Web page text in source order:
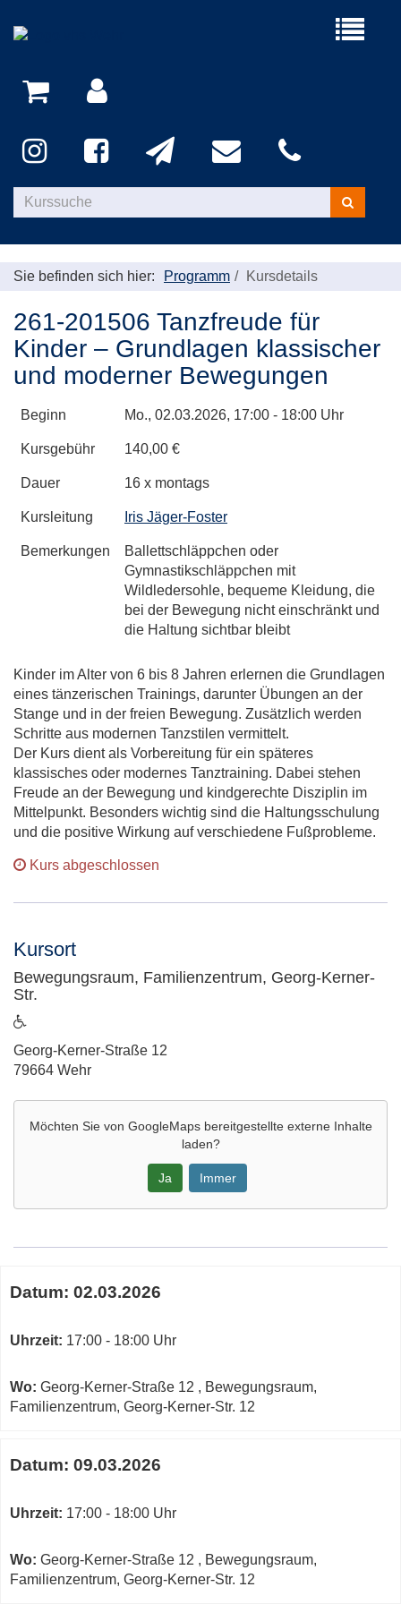
Menü
Kurse
suchen
Sie befinden sich hier: Programm Kursdetails
261-201506 Tanzfreude für
Kinder – Grundlagen klassischer
und moderner Bewegungen
Beginn Mo., 02.03.2026, 17:00 - 18:00 Uhr
Kursgebühr 140,00 €
Dauer 16 x montags
Kursleitung Iris Jäger-Foster
Bemerkungen
Ballettschläppchen oder
Gymnastikschläppchen mit
Wildledersohle, bequeme Kleidung, die
bei der Bewegung nicht einschränkt und
die Haltung sichtbar bleibt
Kinder im Alter von 6 bis 8 Jahren erlernen die Grundlagen
eines tänzerischen Trainings, darunter Übungen an der
Stange und in der freien Bewegung. Zusätzlich werden
Schritte aus modernen Tanzstilen vermittelt.
Der Kurs dient als Vorbereitung für ein späteres
klassisches oder modernes Tanztraining. Dabei stehen
Freude an der Bewegung und kindgerechte Disziplin im
Mittelpunkt. Besonders wichtig sind die Haltungsschulung
und die positive Wirkung auf verschiedene Fußprobleme.
Kurs abgeschlossen
Kursort
Bewegungsraum, Familienzentrum, Georg-Kerner-
Str.
Adresse:
Georg-Kerner-Straße 12
79664 Wehr
Möchten Sie von GoogleMapsbereitgestellte externe Inhalte
laden?
Ja Immer
Maps
von
Georg-
Str.
in
öffnen
zum
Kurs
Datum: 02.03.2026
Uhrzeit: 17:00 - 18:00 Uhr
Wo: Georg-Kerner-Straße 12 , Bewegungsraum,
Familienzentrum, Georg-Kerner-Str. 12
Datum: 09.03.2026
Uhrzeit: 17:00 - 18:00 Uhr
Wo: Georg-Kerner-Straße 12 , Bewegungsraum,
Familienzentrum, Georg-Kerner-Str. 12